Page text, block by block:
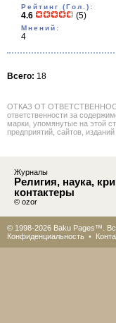
Рейтинг (Гол.):
4.6 (5)
Мнений:
4
Всего: 18
ОТКАЗ ОТ
ответственности за
марки, упомянутые на этой
предприятий, сайтов,
Журналы
Религия, наука,
контактеры
© ozor
© 1998-2026 Baku Pages™.
Конфиденциальность •